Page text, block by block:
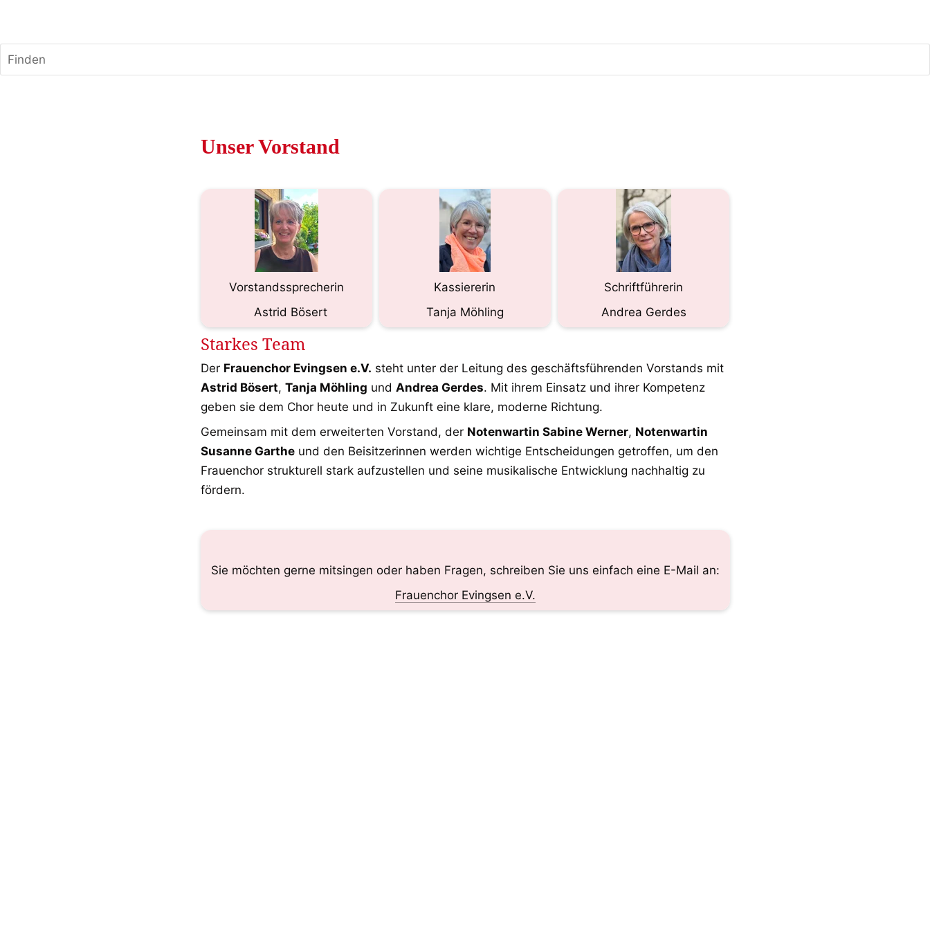
Finden
Unser Vorstand
Vorstandssprecherin
Astrid Bösert
Kassiererin
Tanja Möhling
Schriftführerin
Andrea Gerdes
Starkes Team
Der Frauenchor Evingsen e.V.
steht unter der Leitung des geschäftsführenden Vorstands mit
Astrid Bösert, Tanja Möhling und Andrea Gerdes. Mit ihrem Einsatz und ihrer Kompetenz
geben sie dem Chor heute und in Zukunft eine klare, moderne Richtung.
Gemeinsam mit dem erweiterten Vorstand, der Notenwartin Sabine Werner, Notenwartin
Susanne Garthe und den Beisitzerinnen werden wichtige Entscheidungen getroffen, um den
Frauenchor strukturell stark aufzustellen und seine musikalische Entwicklung nachhaltig zu
fördern.
Sie möchten gerne mitsingen oder haben Fragen, schreiben Sie uns einfach eine E-Mail an:
Frauenchor Evingsen e.V.